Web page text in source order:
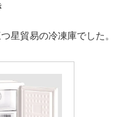
星貿易の冷凍庫でした。